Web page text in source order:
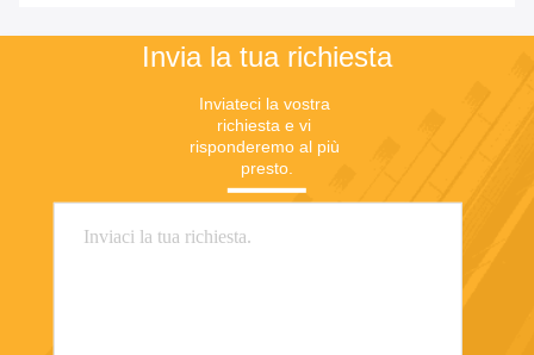
Invia la tua richiesta
Inviateci la vostra
richiesta e vi
risponderemo al più
presto.